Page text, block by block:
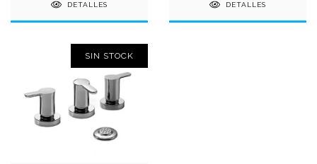
DETALLES DETALLES
SIN STOCK